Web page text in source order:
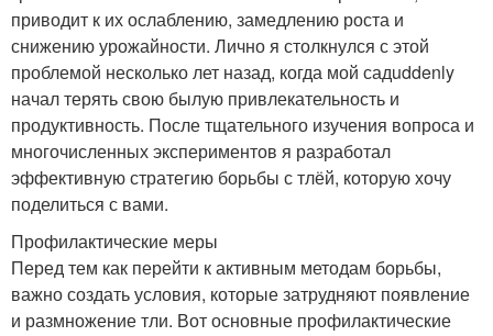
приводит к их ослаблению, замедлению роста и
снижению урожайности. Лично я столкнулся с этой
проблемой несколько лет назад, когда мой садuddenly
начал терять свою былую привлекательность и
продуктивность. После тщательного изучения вопроса и
многочисленных экспериментов я разработал
эффективную стратегию борьбы с тлёй, которую хочу
поделиться с вами.
Профилактические меры
Перед тем как перейти к активным методам борьбы,
важно создать условия, которые затрудняют появление
и размножение тли. Вот основные профилактические